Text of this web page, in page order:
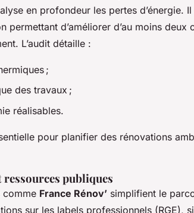
en profondeur les pertes d’énergie.
permettant d’améliorer d’au moins deux
L’audit détaille :
;
des travaux ;
réalisables.
pour planifier des rénovations
ressources publiques
comme France Rénov’ simplifient le
sur les labels professionnels (RGE),